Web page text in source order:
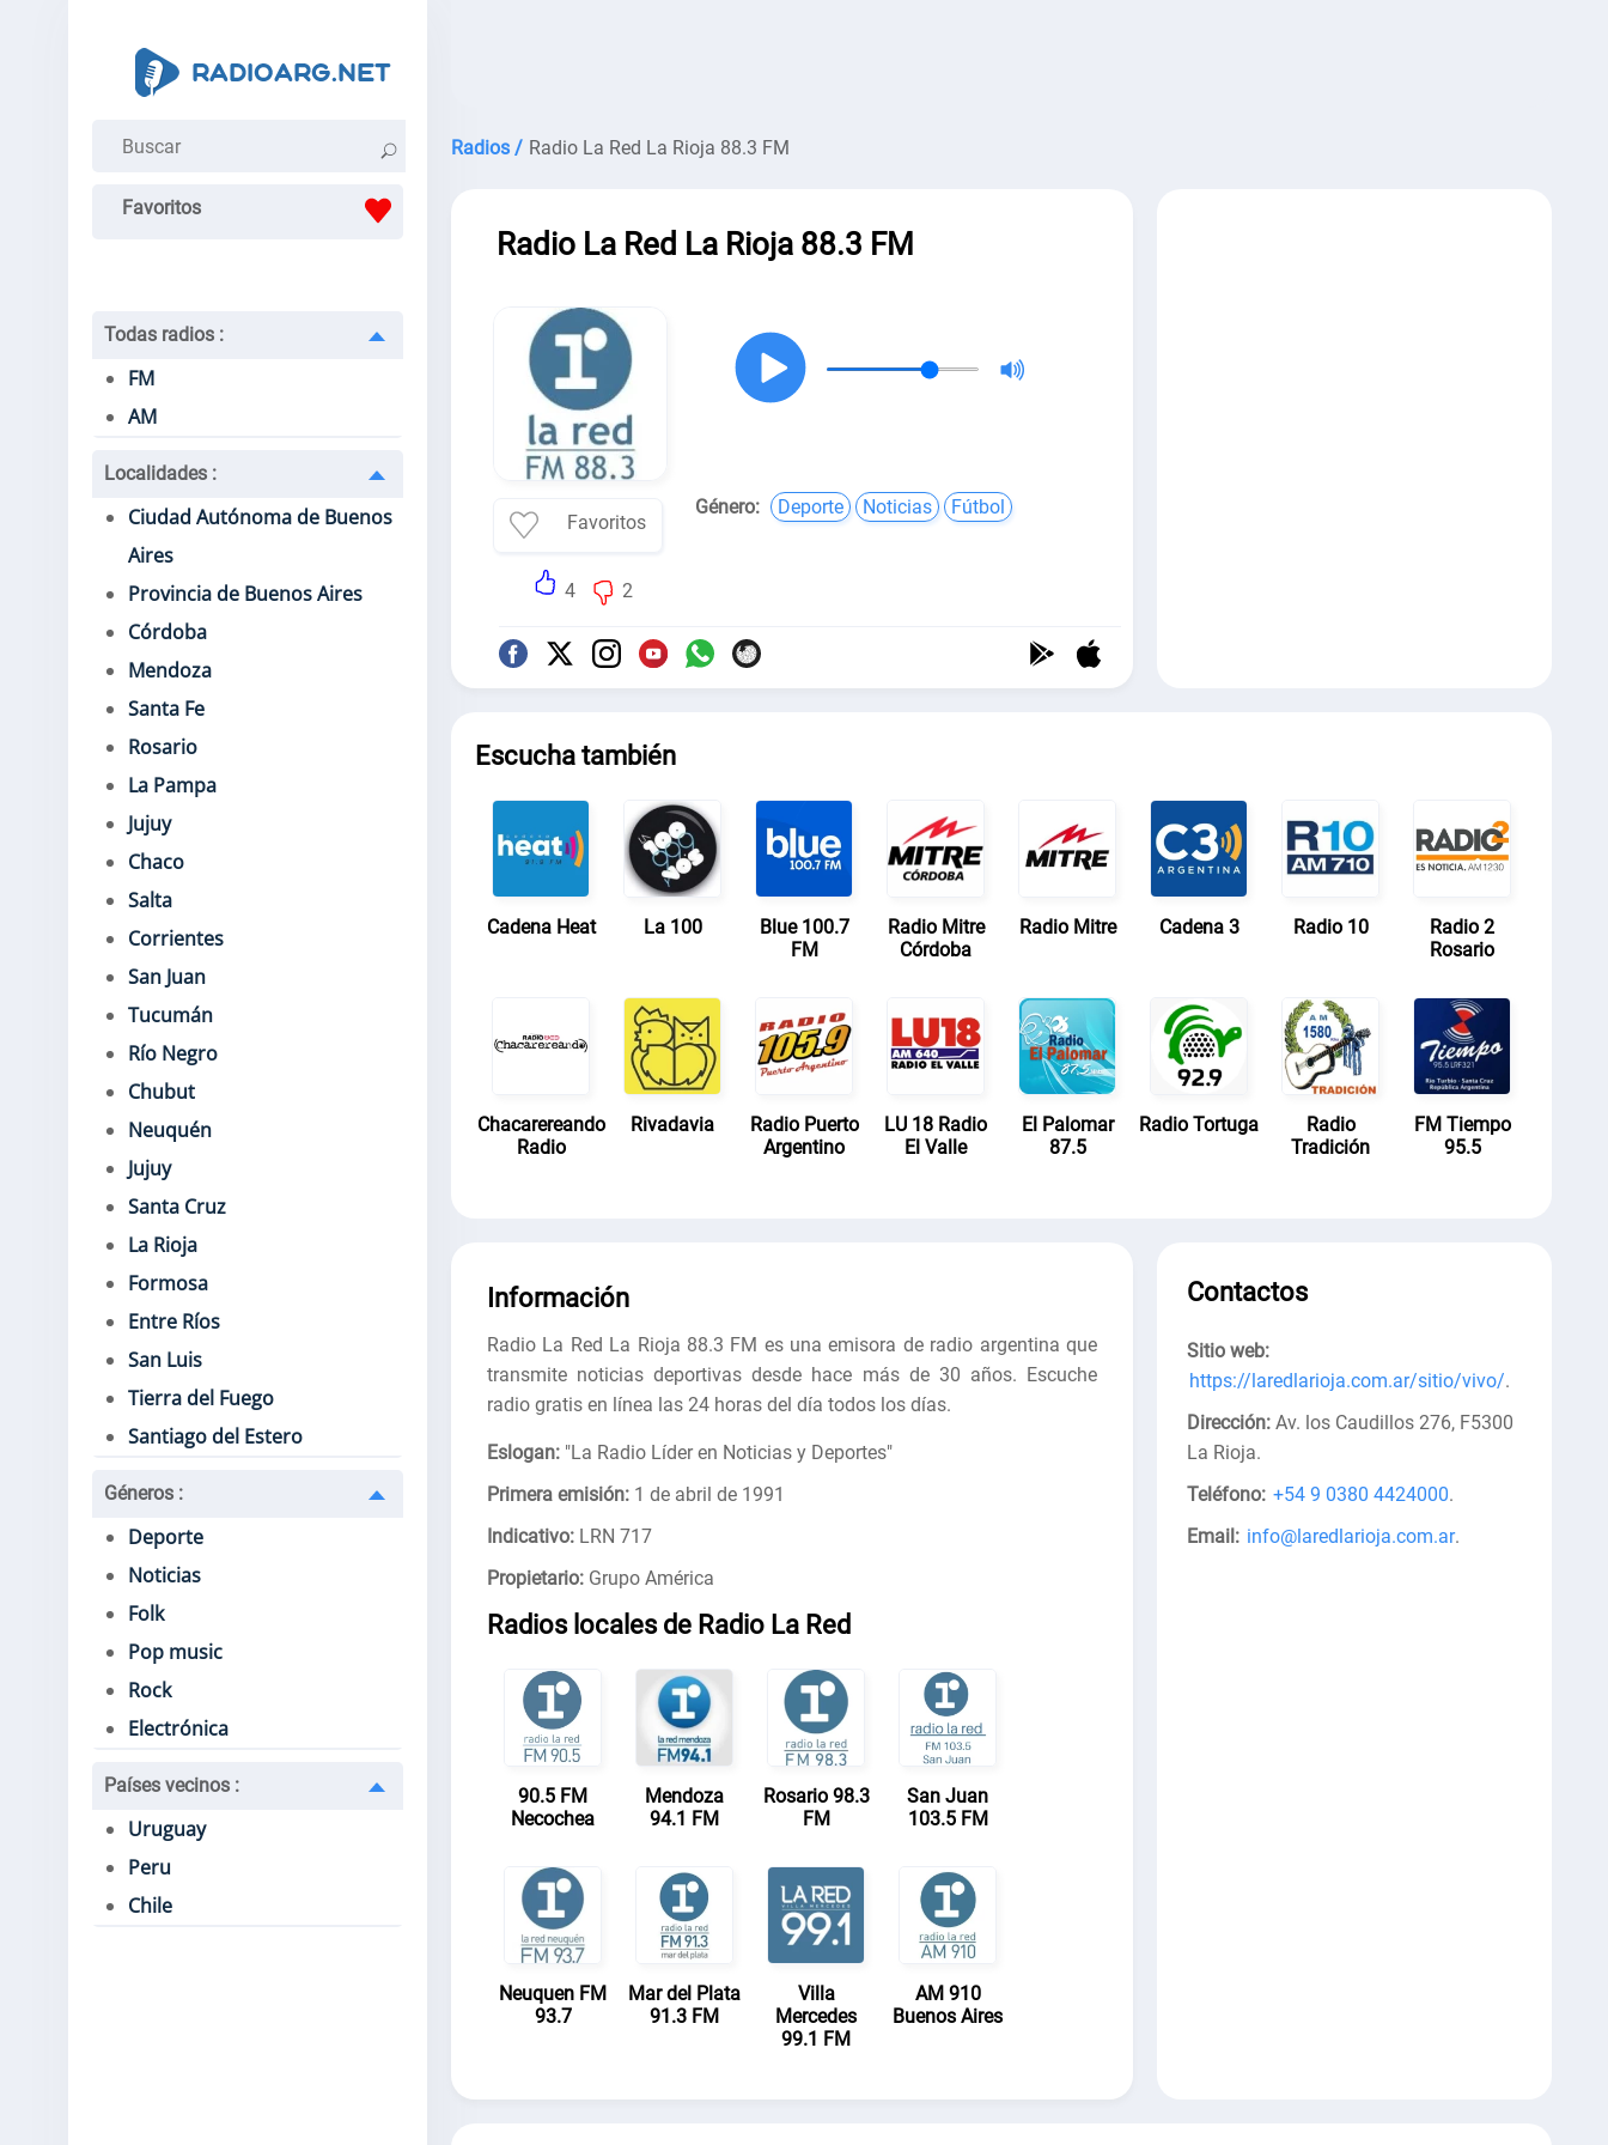
Favoritos
Todas radios :
FM
AM
Localidades :
Ciudad Autónoma de Buenos
Aires
Provincia de Buenos Aires
Córdoba
Mendoza
Santa Fe
Rosario
La Pampa
Jujuy
Chaco
Salta
Corrientes
San Juan
Tucumán
Río Negro
Chubut
Neuquén
Jujuy
Santa Cruz
La Rioja
Formosa
Entre Ríos
San Luis
Tierra del Fuego
Santiago del Estero
Géneros :
Deporte
Noticias
Folk
Pop music
Rock
Electrónica
Países vecinos :
Uruguay
Peru
Chile
Radios / Radio La Red La Rioja 88.3 FM
Radio La Red La Rioja 88.3 FM
Favoritos
4 2
Género: Deporte Noticias Fútbol
Escucha también
Cadena Heat La 100
Blue 100.7
FM
Radio Mitre
Córdoba
Radio Mitre Cadena 3 Radio 10
Radio 2
Rosario
Chacarereando
Radio
Rivadavia
Radio Puerto
Argentino
LU 18 Radio
El Valle
El Palomar
87.5
Radio Tortuga
Radio
Tradición
FM Tiempo
95.5
Información
Radio La Red La Rioja 88.3 FM es una emisora ​​de radio argentina que
transmite noticias deportivas desde hace más de 30 años. Escuche
radio gratis en línea las 24 horas del día todos los días.
Eslogan: "La Radio Líder en Noticias y Deportes"
Primera emisión: 1 de abril de 1991
Indicativo: LRN 717
Propietario: Grupo América
Radios locales de Radio La Red
90.5 FM
Necochea
Mendoza
94.1 FM
Rosario 98.3
FM
San Juan
103.5 FM
Neuquen FM
93.7
Mar del Plata
91.3 FM
Villa
Mercedes
99.1 FM
AM 910
Buenos Aires
Contactos
Sitio web:
https://laredlarioja.com.ar/sitio/vivo/.
Dirección: Av. los Caudillos 276, F5300
La Rioja.
Teléfono: +54 9 0380 4424000.
Email: info@laredlarioja.com.ar.